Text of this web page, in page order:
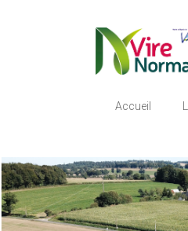
Accueil